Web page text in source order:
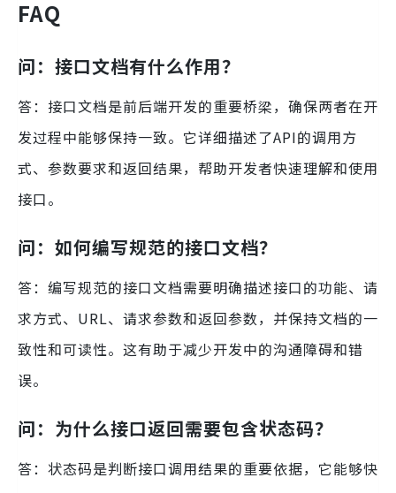
FAQ
问：接口文档有什么作用？
答：接口文档是前后端开发的重要桥梁，确保两者在开
发过程中能够保持一致。它详细描述了API的调用方
式、参数要求和返回结果，帮助开发者快速理解和使用
接口。
问：如何编写规范的接口文档？
答：编写规范的接口文档需要明确描述接口的功能、请
求方式、URL、请求参数和返回参数，并保持文档的一
致性和可读性。这有助于减少开发中的沟通障碍和错
误。
问：为什么接口返回需要包含状态码？
答：状态码是判断接口调用结果的重要依据，它能够快